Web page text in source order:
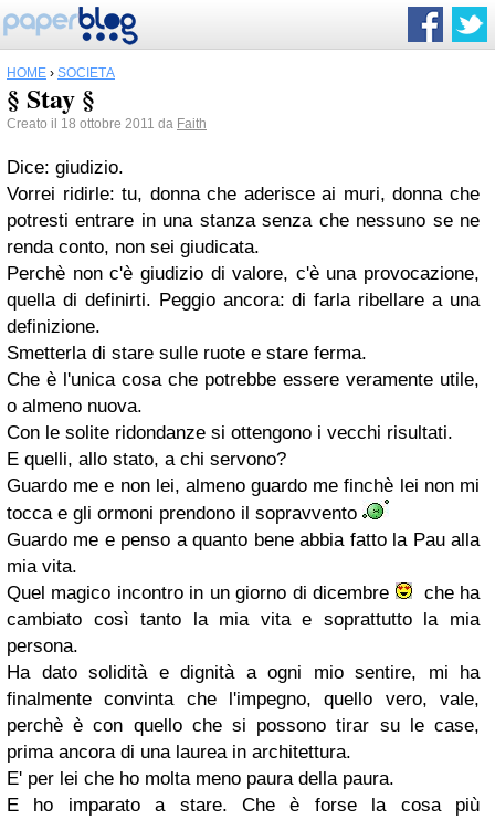
HOME › SOCIETÀ
§ Stay §
Creato il 18 ottobre 2011 da Faith
Dice: giudizio.
Vorrei ridirle: tu, donna che aderisce ai muri, donna che
potresti entrare in una stanza senza che nessuno se ne
renda conto, non sei giudicata.
Perchè non c'è giudizio di valore, c'è una provocazione,
quella di definirti. Peggio ancora: di farla ribellare a una
definizione.
Smetterla di stare sulle ruote e stare ferma.
Che è l'unica cosa che potrebbe essere veramente utile,
o almeno nuova.
Con le solite ridondanze si ottengono i vecchi risultati.
E quelli, allo stato, a chi servono?
Guardo me e non lei, almeno guardo me finchè lei non mi
tocca e gli ormoni prendono il sopravvento
Guardo me e penso a quanto bene abbia fatto la Pau alla
mia vita.
Quel magico incontro in un giorno di dicembre
che ha
cambiato così tanto la mia vita e soprattutto la mia
persona.
Ha dato solidità e dignità a ogni mio sentire, mi ha
finalmente convinta che l'impegno, quello vero, vale,
perchè è con quello che si possono tirar su le case,
prima ancora di una laurea in architettura.
E' per lei che ho molta meno paura della paura.
E ho imparato a stare. Che è forse la cosa più